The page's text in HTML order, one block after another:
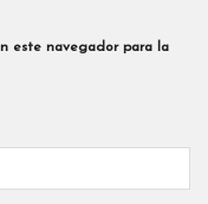
este navegador para la